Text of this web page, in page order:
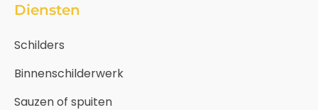
Diensten
Schilders
Binnenschilderwerk
Sauzen of spuiten